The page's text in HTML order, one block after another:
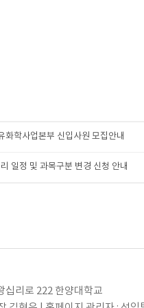
화학사업본부 신입사원 모집안내
일정 및 과목구분 변경 신청 안내
십리로 222 한양대학교